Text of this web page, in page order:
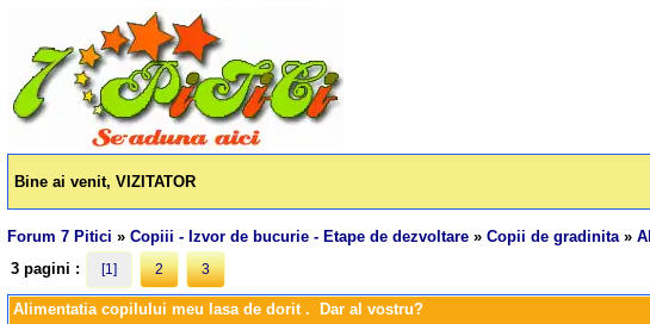
Bine ai venit, VIZITATOR
Forum 7 Pitici »Copiii - Izvor de bucurie - Etape de dezvoltare »Copii de gradinita»
3 pagini :
[1] 2 3
Alimentatia copilului meu lasa de dorit .  Dar al vostru?